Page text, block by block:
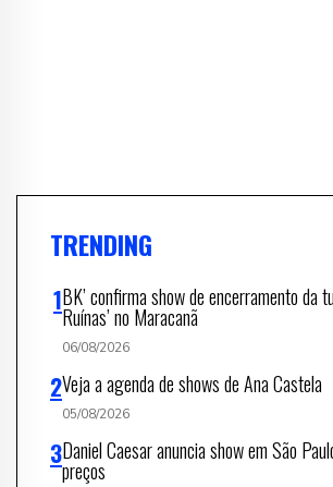
TRENDING
BK’ confirma show de encerramento da
Ruínas’ no Maracanã
06/08/2026
Veja a agenda de shows de Ana Castela
05/08/2026
Daniel Caesar anuncia show em São
preços